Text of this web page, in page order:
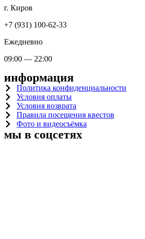
г. Киров
+7 (931) 100-62-33
Ежедневно
09:00 — 22:00
информация
Политика конфиденциальности
Условия оплаты
Условия возврата
Правила посещения квестов
Фото и видеосъёмка
мы в соцсетях